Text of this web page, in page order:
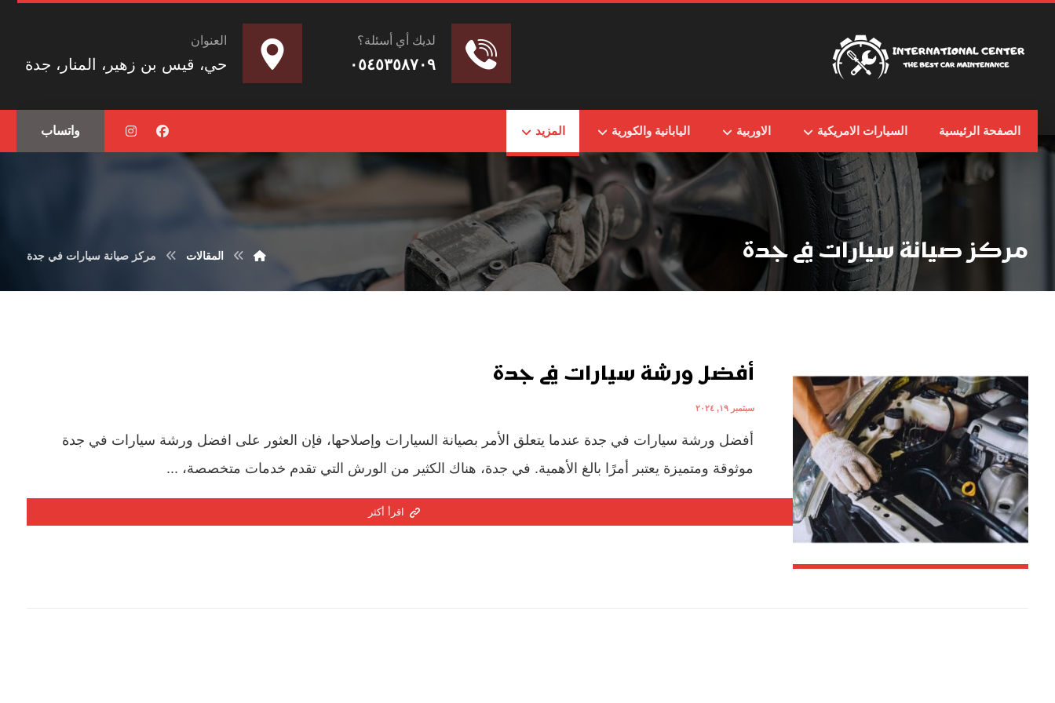
العنوان
حي، قيس بن زهير، المنار، جدة
لديك أي أسئلة؟
٠٥٤٥٣٥٨٧٠٩
الصفحة الرئيسية السيارات الامريكية الاوربية اليابانية والكورية المزيد واتساب
مركز صيانة سيارات في جدة المقالات مركز صيانة سيارات في جدة
أفضل ورشة سيارات في جدة
سبتمبر ١٩, ٢٠٢٤
أفضل ورشة سيارات في جدة عندما يتعلق الأمر بصيانة السيارات وإصلاحها، فإن العثور على افضل ورشة سيارات في جدة
موثوقة ومتميزة يعتبر أمرًا بالغ الأهمية. في جدة، هناك الكثير من الورش التي تقدم خدمات متخصصة، ...
اقرأ أكثر